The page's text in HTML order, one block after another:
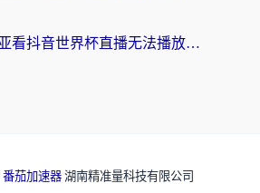
在澳大利亚看抖音世界杯直播无法播放？海外党体育观赛终极指南来了！
番茄加速器 湖南精准量科技有限公司